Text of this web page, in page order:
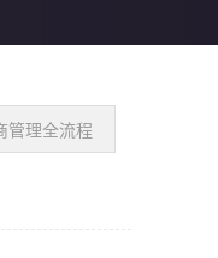
管理全流程